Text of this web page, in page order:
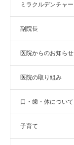
ミラクルデンチャー
副院長
医院からのお知らせ
医院の取り組み
口・歯・体について
子育て